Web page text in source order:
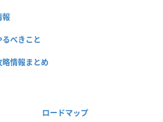
報
べきこと
情報まとめ
ロードマップ